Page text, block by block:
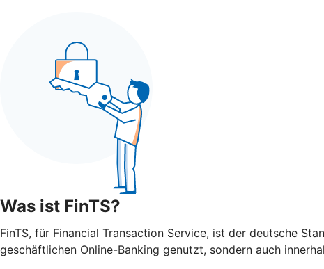
Was ist FinTS?
FinTS, für Financial Transaction Service, ist der deutsche
geschäftlichen Online-Banking genutzt, sondern auch